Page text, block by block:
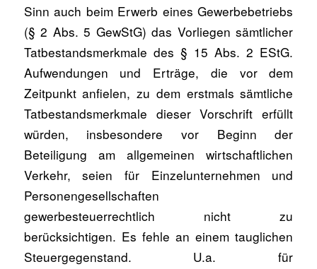
Sinn auch beim Erwerb eines Gewerbebetriebs
(§ 2 Abs. 5 GewStG) das Vorliegen sämtlicher
Tatbestandsmerkmale des § 15 Abs. 2 EStG.
Aufwendungen und Erträge, die vor dem
Zeitpunkt anfielen, zu dem erstmals sämtliche
Tatbestandsmerkmale dieser Vorschrift erfüllt
würden, insbesondere vor Beginn der
Beteiligung am allgemeinen wirtschaftlichen
Verkehr, seien für Einzelunternehmen und
Personengesellschaften
gewerbesteuerrechtlich nicht zu
berücksichtigen. Es fehle an einem tauglichen
Steuergegenstand. U.a. für